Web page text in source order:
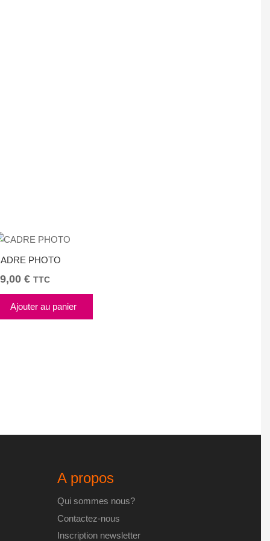
PHOTO
€ TTC
Ajouter au panier
A propos
Qui sommes nous?
Contactez-nous
Inscription newsletter